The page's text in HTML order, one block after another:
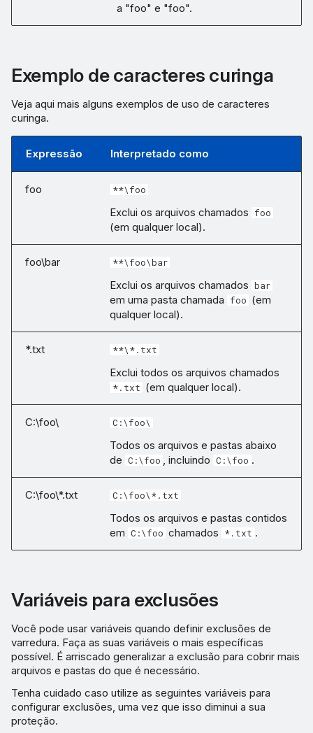
a "foo" e "foo".
Exemplo de caracteres curinga
Veja aqui mais alguns exemplos de uso de caracteres
curinga.
Expressão Interpretado como
foo **\foo
Exclui os arquivos chamados foo
(em qualquer local).
foo\bar **\foo\bar
Exclui os arquivos chamados bar
em uma pasta chamada foo (em
qualquer local).
*.txt **\*.txt
Exclui todos os arquivos chamados
*.txt (em qualquer local).
C:\foo\ C:\foo\
Todos os arquivos e pastas abaixo
de C:\foo , incluindo C:\foo .
C:\foo\*.txt C:\foo\*.txt
Todos os arquivos e pastas contidos
em C:\foo chamados *.txt .
Variáveis para exclusões
Você pode usar variáveis quando definir exclusões de
varredura. Faça as suas variáveis o mais específicas
possível. É arriscado generalizar a exclusão para cobrir mais
arquivos e pastas do que é necessário.
Tenha cuidado caso utilize as seguintes variáveis para
configurar exclusões, uma vez que isso diminui a sua
proteção.